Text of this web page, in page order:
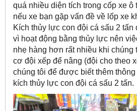
quá nhiều diện tích trong cốp xe ô
nếu xe bạn gặp vấn đề về lốp xe
Kích thủy lực con đội cá sấu 2 tấn
vì hoạt động bằng thủy lực nên
nhẹ hàng hơn rất nhiều khi
cơ đội xếp để nâng (đội cho theo
chúng tôi để được biết thêm
kích thủy lực con đội cá sấu 2 tấn.